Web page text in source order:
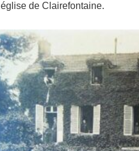
église de Clairefontaine.